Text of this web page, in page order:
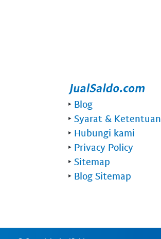
‣ Blog
‣ Syarat & Ketentuan
‣ Hubungi kami
‣ Privacy Policy
‣ Sitemap
‣ Blog Sitemap